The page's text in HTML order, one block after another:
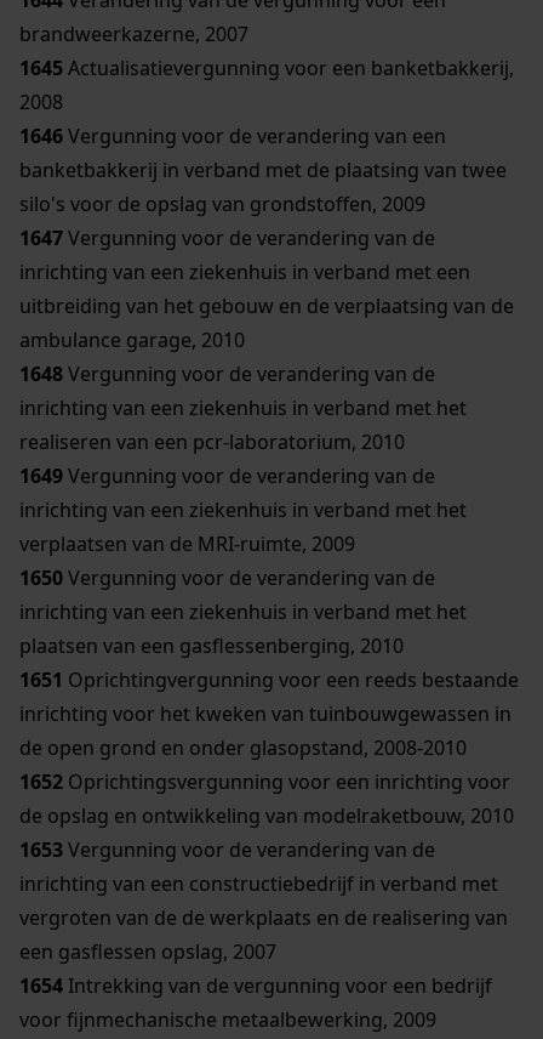
brandweerkazerne, 2007
1645Actualisatievergunning voor een banketbakkerij,
2008
1646Vergunning voor de verandering van een
banketbakkerij in verband met de plaatsing van twee
silo's voor de opslag van grondstoffen, 2009
1647Vergunning voor de verandering van de
inrichting van een ziekenhuis in verband met een
uitbreiding van het gebouw en de verplaatsing van de
ambulance garage, 2010
1648Vergunning voor de verandering van de
inrichting van een ziekenhuis in verband met het
realiseren van een pcr-laboratorium, 2010
1649Vergunning voor de verandering van de
inrichting van een ziekenhuis in verband met het
verplaatsen van de MRI-ruimte, 2009
1650Vergunning voor de verandering van de
inrichting van een ziekenhuis in verband met het
plaatsen van een gasflessenberging, 2010
1651 Oprichtingvergunning voor een reeds bestaande
inrichting voor het kweken van tuinbouwgewassen in
de open grond en onder glasopstand, 2008-2010
1652 Oprichtingsvergunning voor een inrichting voor
de opslag en ontwikkeling van modelraketbouw, 2010
1653Vergunning voor de verandering van de
inrichting van een constructiebedrijf in verband met
vergroten van de de werkplaats en de realisering van
een gasflessen opslag, 2007
1654 Intrekking van de vergunning voor een bedrijf
voor fijnmechanische metaalbewerking, 2009